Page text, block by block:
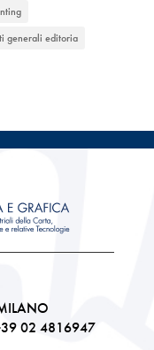
generali editoria
02 4816947